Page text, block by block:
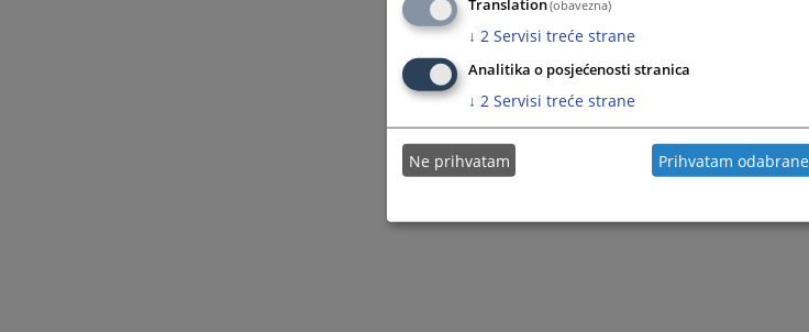
Translation(obavezna)
↓ 2 Servisi treće strane
Analitika o posjećenosti stranica
↓ 2 Servisi treće strane
Ne prihvatam Prihvatam odabrane